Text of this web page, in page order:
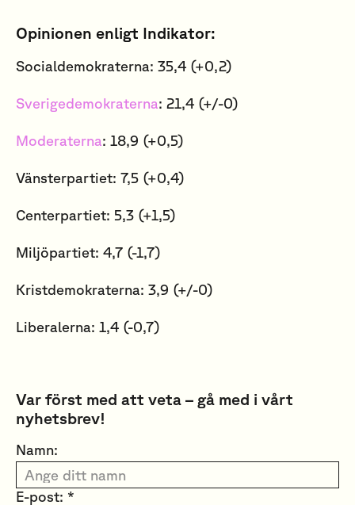
Opinionen enligt Indikator:
Socialdemokraterna: 35,4 (+0,2)
Sverigedemokraterna: 21,4 (+/-0)
Moderaterna: 18,9 (+0,5)
Vänsterpartiet: 7,5 (+0,4)
Centerpartiet: 5,3 (+1,5)
Miljöpartiet: 4,7 (-1,7)
Kristdemokraterna: 3,9 (+/-0)
Liberalerna: 1,4 (-0,7)
Var först med att veta – gå med i vårt
nyhetsbrev!
Namn:
E-post: *